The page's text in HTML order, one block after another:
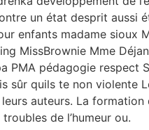
un état desprit aussi
enfants madame sioux
MissBrownie Mme
PMA pédagogie respect
sûr quils te non violente
auteurs. La
de l’humeur ou.